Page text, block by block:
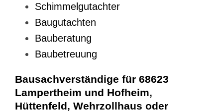
Schimmelgutachter
Baugutachten
Bauberatung
Baubetreuung
Bausachverständige für 68623
Lampertheim und Hofheim,
Hüttenfeld, Wehrzollhaus oder